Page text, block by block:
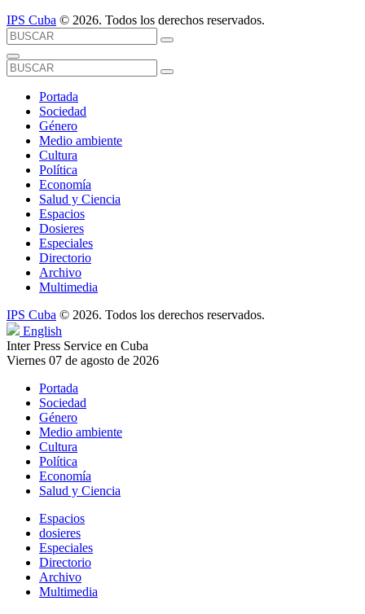
IPS Cuba © 2026. Todos los derechos reservados.
Portada
Sociedad
Género
Medio ambiente
Cultura
Política
Economía
Salud y Ciencia
Espacios
Dosieres
Especiales
Directorio
Archivo
Multimedia
IPS Cuba © 2026. Todos los derechos reservados.
English
Inter Press Service en Cuba
Viernes 07 de agosto de 2026
Portada
Sociedad
Género
Medio ambiente
Cultura
Política
Economía
Salud y Ciencia
Espacios
dosieres
Especiales
Directorio
Archivo
Multimedia